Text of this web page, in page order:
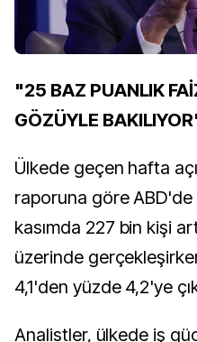
"25 BAZ PUANLIK
GÖZÜYLE
Ülkede geçen hafta
raporuna göre ABD'de
kasımda 227 bin kişi
üzerinde
4,1'den yüzde 4,2'ye
Analistler, ülkede iş